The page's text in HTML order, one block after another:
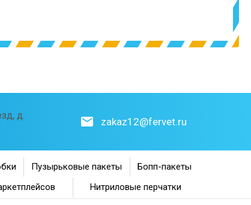
д.
zakaz12@fervet.ru
Пузырьковые пакеты
Бопп-пакеты
Нитриловые перчатки